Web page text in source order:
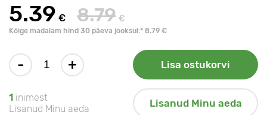
5.39 € 8.79 €
Kõige madalam hind 30 päeva jooksul:* 8.79 €
- + Lisa ostukorvi
1 inimest
Lisanud Minu aeda
Lisanud Minu aeda